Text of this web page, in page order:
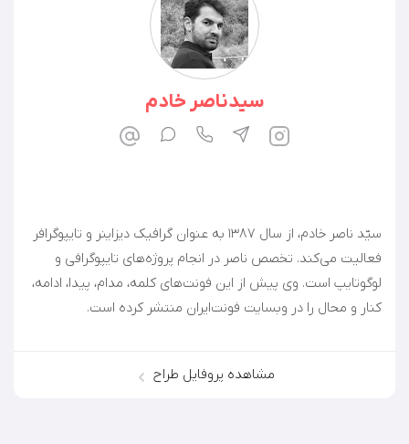
سیدناصر خادم
سیّد ناصر خادم، از سال ۱۳۸۷ به عنوان گرافیک دیزاینر و تایپوگرافر
فعالیت می‌کند. تخصص ناصر در انجام پروژه‌های تایپوگرافی و
لوگوتایپ است. وی پیش از این فونت‌های کلمه، مدام، پیدا، ادامه،
کنار و محال را در وبسایت فونت‌ایران منتشر کرده است.
مشاهده پروفایل طراح